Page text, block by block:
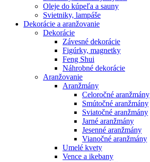
Oleje do kúpeľa a sauny
Svietniky, lampáše
Dekorácie a aranžovanie
Dekorácie
Závesné dekorácie
Figúrky, magnetky
Feng Shui
Náhrobné dekorácie
Aranžovanie
Aranžmány
Celoročné aranžmány
Smútočné aranžmány
Sviatočné aranžmány
Jarné aranžmány
Jesenné aranžmány
Vianočné aranžmány
Umelé kvety
Vence a ikebany